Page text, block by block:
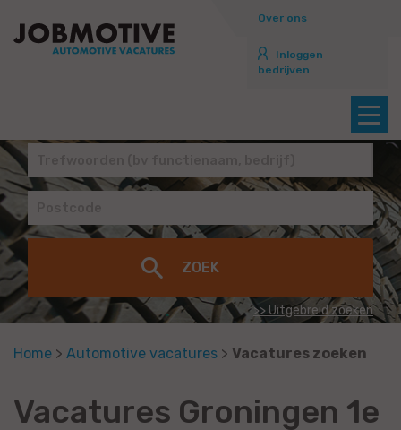
Over ons
Inloggen
bedrijven
>> Uitgebreid zoeken
Home > Automotive vacatures > Vacatures zoeken
Vacatures Groningen 1e